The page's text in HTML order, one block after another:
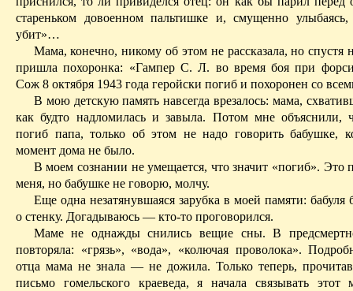
стареньком довоенном пальтишке и, смущенно
убит»…
Мама, конечно, никому об этом не рассказала, носпустя
пришла похоронка: «Гампер С. Л. во время боя при
Сож 8 октября 1943 года геройски погиб и похоронен со
В мою детскую память навсегда врезалось: мама,
как будто надломилась и завыла. Потом мне объяснили,
погиб папа, только об этом не надо говорить бабушке,
момент дома не было.
В моем сознании не умещается, что значит «погиб». Это
меня, но бабушке не говорю, молчу.
Еще одна незатянувшаяся зарубка в моей памяти: бабуля
о стенку. Догадываюсь — кто-то проговорился.
Маме не однажды снились вещие сны. В
повторяла: «грязь», «вода», «колючая проволока».
отца мама не знала — не дожила. Только теперь,
письмо гомельского краеведа, я начала связывать